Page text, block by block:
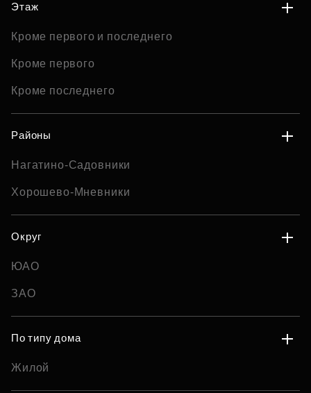
Этаж
Кроме первого и последнего
Кроме первого
Кроме последнего
Районы
Нагатино-Садовники
Хорошево-Мневники
Округ
ЮАО
ЗАО
По типу дома
Жилой